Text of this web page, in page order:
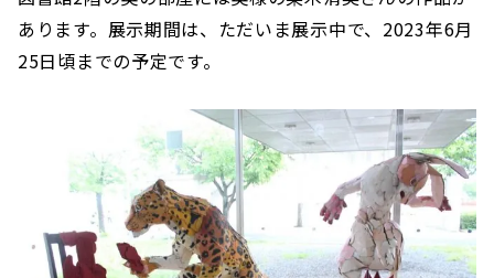
あります。展示期間は、ただいま展示中で、2023年6月
25日頃までの予定です。